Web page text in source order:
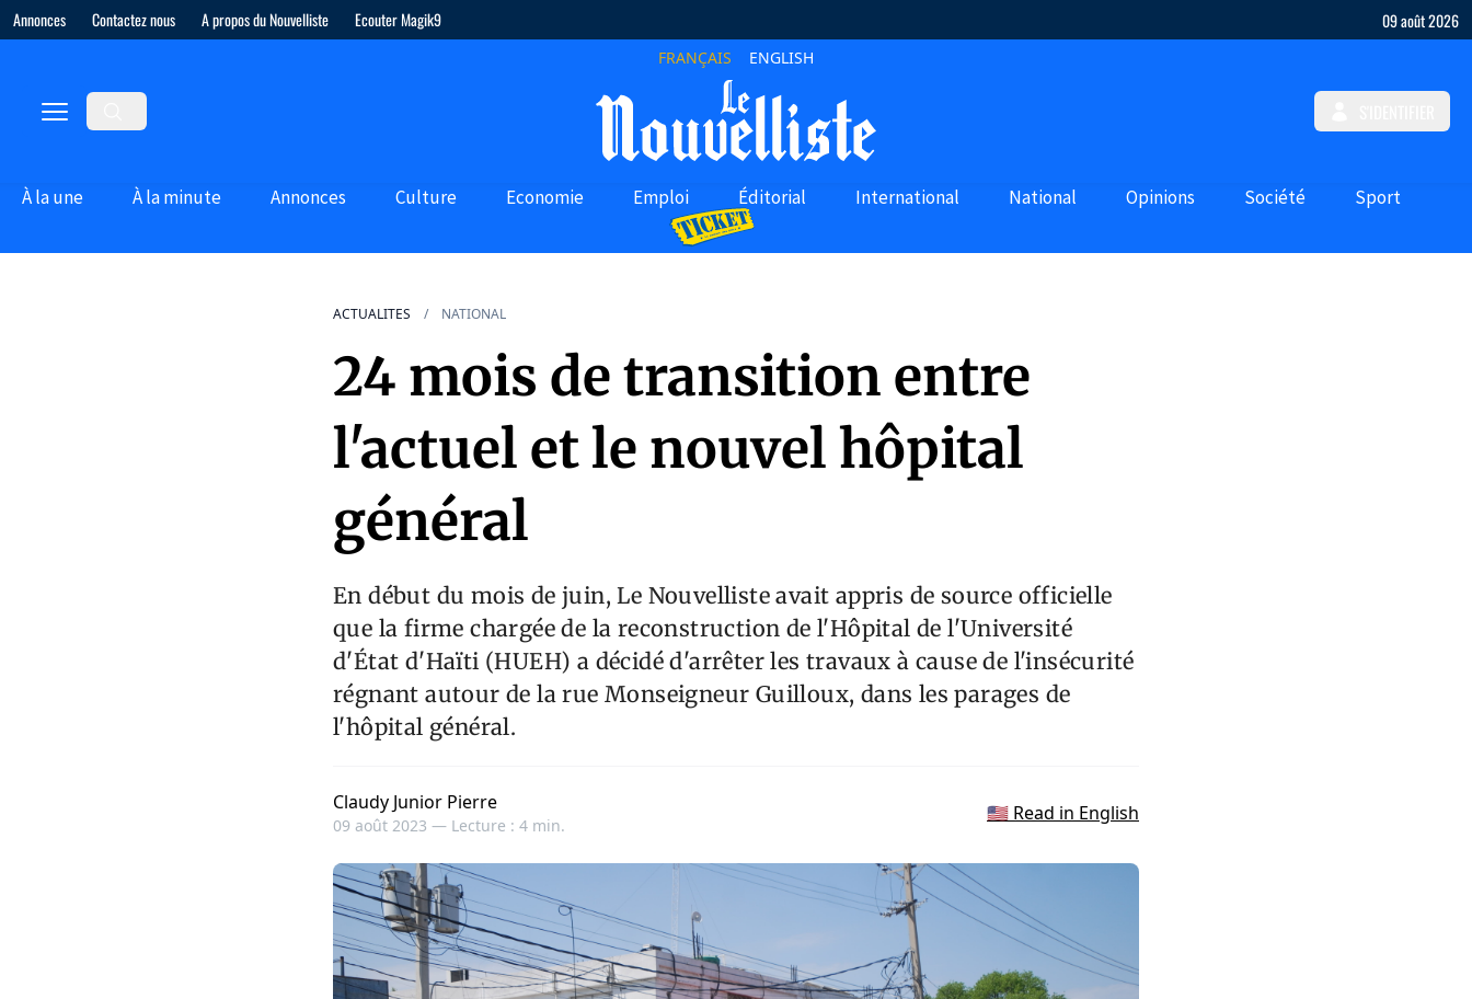
Annonces Contactez nous A propos du Nouvelliste Ecouter Magik9 09 août 2026
FRANÇAIS ENGLISH
À la une À la minute Annonces Culture Economie Emploi Éditorial International National Opinions Société Sport
ACTUALITES NATIONAL
24 mois de transition entre
l'actuel et le nouvel hôpital
général
En début du mois de juin, Le Nouvelliste avait appris de source officielle
que la firme chargée de la reconstruction de l'Hôpital de l'Université
d'État d'Haïti (HUEH) a décidé d'arrêter les travaux à cause de l'insécurité
régnant autour de la rue Monseigneur Guilloux, dans les parages de
l'hôpital général.
Claudy Junior Pierre
09 août 2023 — Lecture : 4 min.
🇺🇸 Read in English